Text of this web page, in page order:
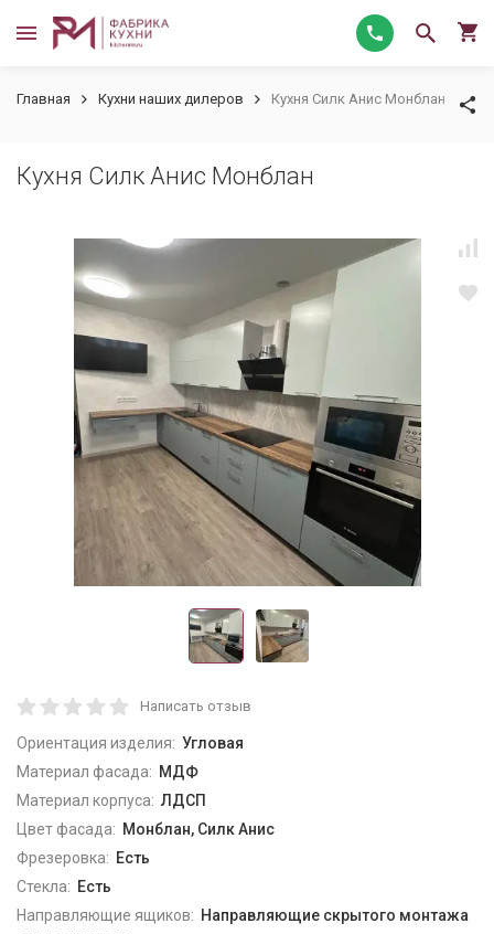
Главная Кухни наших дилеров Кухня Силк Анис Монблан
Кухня Силк Анис Монблан
Написать отзыв
Ориентация изделия: Угловая
Материал фасада: МДФ
Материал корпуса: ЛДСП
Цвет фасада: Монблан, Силк Анис
Фрезеровка: Есть
Стекла: Есть
Направляющие ящиков: Направляющие скрытого монтажа